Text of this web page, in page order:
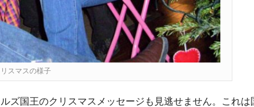
スマスの様子
ズ国王のクリスマスメッセージも見逃せません。これ